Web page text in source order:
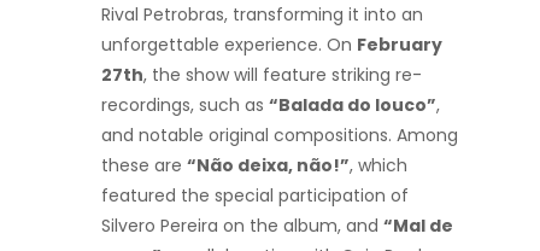
Rival Petrobras, transforming it into an
unforgettable experience. On February
27th, the show will feature striking re-
recordings, such as “Balada do louco”,
and notable original compositions. Among
these are “Não deixa, não!”, which
featured the special participation of
Silvero Pereira on the album, and “Mal de